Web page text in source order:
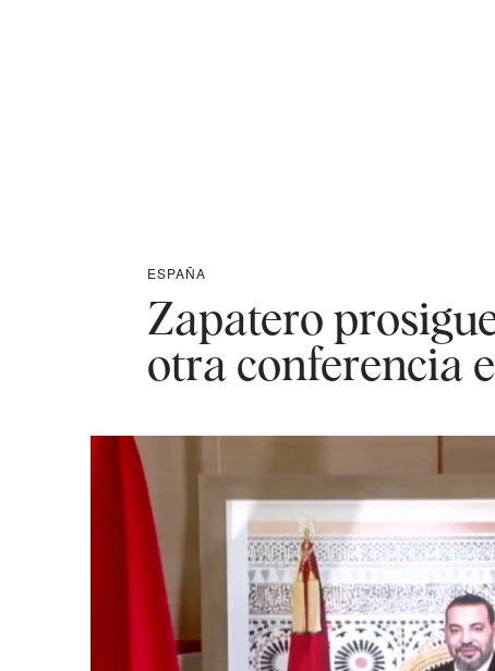
ESPAÑA
Zapatero
otra conferencia